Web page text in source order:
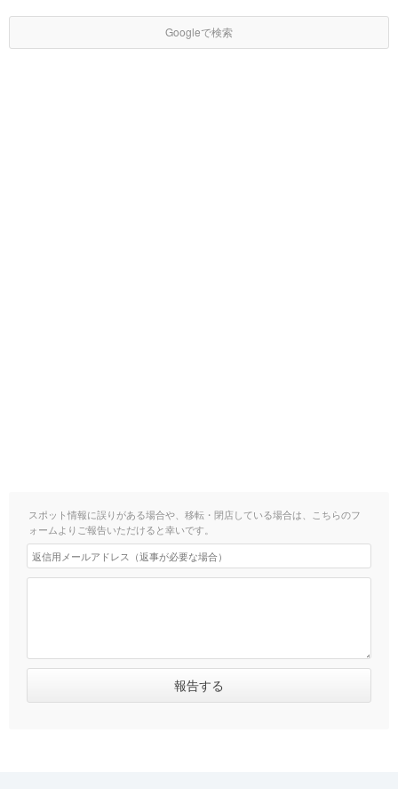
Googleで検索
スポット情報に誤りがある場合や、移転・閉店している場合は、こちらのフ
ォームよりご報告いただけると幸いです。